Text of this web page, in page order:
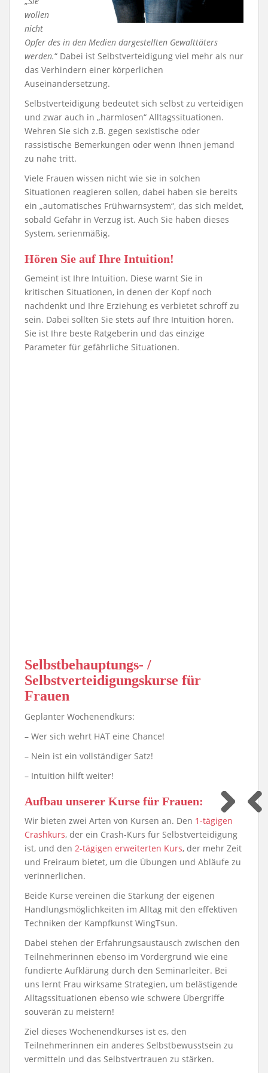
wollen
nicht
Opfer des in den Medien dargestellten Gewalttäters
werden.“ Dabei ist Selbstverteidigung viel mehr als nur
das Verhindern einer körperlichen
Auseinandersetzung.
Selbstverteidigung bedeutet sich selbst zu verteidigen
und zwar auch in „harmlosen“ Alltagssituationen.
Wehren Sie sich z.B. gegen sexistische oder
rassistische Bemerkungen oder wenn Ihnen jemand
zu nahe tritt.
Viele Frauen wissen nicht wie sie in solchen
Situationen reagieren sollen, dabei haben sie bereits
ein „automatisches Frühwarnsystem“, das sich meldet,
sobald Gefahr in Verzug ist. Auch Sie haben dieses
System, serienmäßig.
Hören Sie auf Ihre Intuition!
Gemeint ist Ihre Intuition. Diese warnt Sie in
kritischen Situationen, in denen der Kopf noch
nachdenkt und Ihre Erziehung es verbietet schroff zu
sein. Dabei sollten Sie stets auf Ihre Intuition hören.
Sie ist Ihre beste Ratgeberin und das einzige
Parameter für gefährliche Situationen.
Selbstbehauptungs- /
Selbstverteidigungskurse für
Frauen
Geplanter Wochenendkurs:
– Wer sich wehrt HAT eine Chance!
– Nein ist ein vollständiger Satz!
– Intuition hilft weiter!
Aufbau unserer Kurse für Frauen:
Wir bieten zwei Arten von Kursen an. Den 1-tägigen
Crashkurs, der ein Crash-Kurs für Selbstverteidigung
ist, und den 2-tägigen erweiterten Kurs, der mehr Zeit
und Freiraum bietet, um die Übungen und Abläufe zu
verinnerlichen.
Beide Kurse vereinen die Stärkung der eigenen
Handlungsmöglichkeiten im Alltag mit den effektiven
Techniken der Kampfkunst WingTsun.
Dabei stehen der Erfahrungsaustausch zwischen den
Teilnehmerinnen ebenso im Vordergrund wie eine
fundierte Aufklärung durch den Seminarleiter. Bei
uns lernt Frau wirksame Strategien, um belästigende
Alltagssituationen ebenso wie schwere Übergriffe
souverän zu meistern!
Ziel dieses Wochenendkurses ist es, den
Teilnehmerinnen ein anderes Selbstbewusstsein zu
vermitteln und das Selbstvertrauen zu stärken.